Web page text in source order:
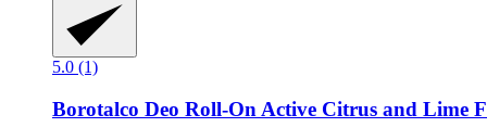
5.0 (1)
Borotalco Deo Roll-​On Active Citrus and Lime